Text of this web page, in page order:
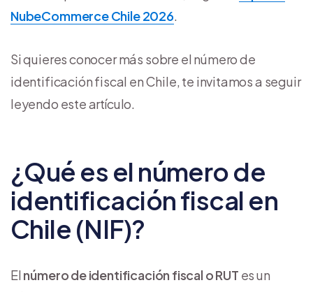
NubeCommerce Chile 2026
Si quieres conocer más sobre el número de
identificación fiscal en Chile, te invitamos a seguir
leyendo este artículo.
¿Qué es el número de
identificación fiscal en
Chile (NIF)?
El número de identificación fiscal o RUT es un